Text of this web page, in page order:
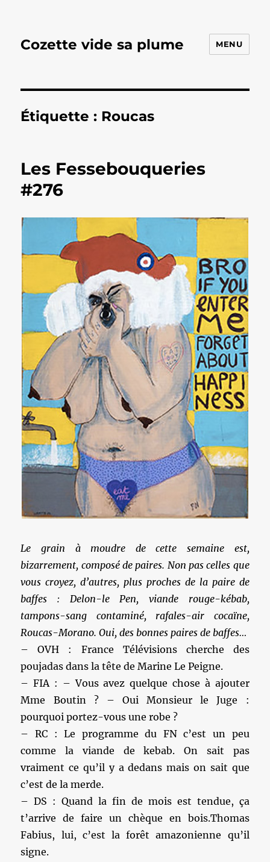
Cozette vide sa plume MENU
Étiquette : Roucas
Les Fessebouqueries
#276
Le grain à moudre de cette semaine est,
bizarrement, composé de paires. Non pas celles que
vous croyez, d’autres, plus proches de la paire de
baffes : Delon-le Pen, viande rouge-kébab,
tampons-sang contaminé, rafales-air cocaïne,
Roucas-Morano. Oui, des bonnes paires de baffes…
– OVH : France Télévisions cherche des
poujadas dans la tête de Marine Le Peigne.
– FIA : – Vous avez quelque chose à ajouter
Mme Boutin ? – Oui Monsieur le Juge :
pourquoi portez-vous une robe ?
– RC : Le programme du FN c’est un peu
comme la viande de kebab. On sait pas
vraiment ce qu’il y a dedans mais on sait que
c’est de la merde.
– DS : Quand la fin de mois est tendue, ça
t’arrive de faire un chèque en bois.Thomas
Fabius, lui, c’est la forêt amazonienne qu’il
signe.